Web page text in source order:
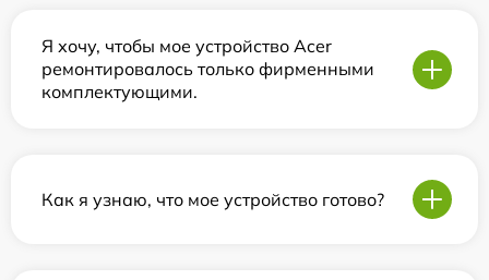
Я хочу, чтобы мое устройство Acer
ремонтировалось только фирменными
комплектующими.
Как я узнаю, что мое устройство готово?